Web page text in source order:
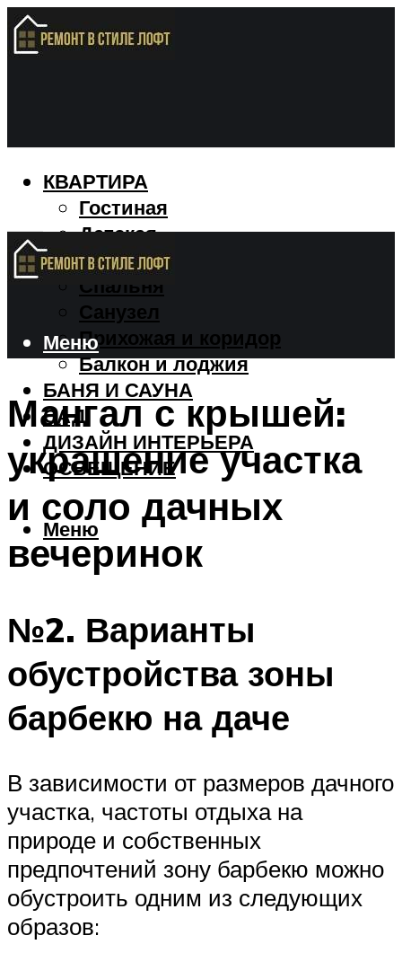
КВАРТИРА
Гостиная
Детская
Кухня
Спальня
Санузел
Прихожая и коридор
Балкон и лоджия
БАНЯ И САУНА
САД
ДИЗАЙН ИНТЕРЬЕРА
ОСВЕЩЕНИЕ
Меню
Меню
Мангал с крышей:
украшение участка
и соло дачных
вечеринок
№2. Варианты
обустройства зоны
барбекю на даче
В зависимости от размеров дачного
участка, частоты отдыха на
природе и собственных
предпочтений зону барбекю можно
обустроить одним из следующих
образов: